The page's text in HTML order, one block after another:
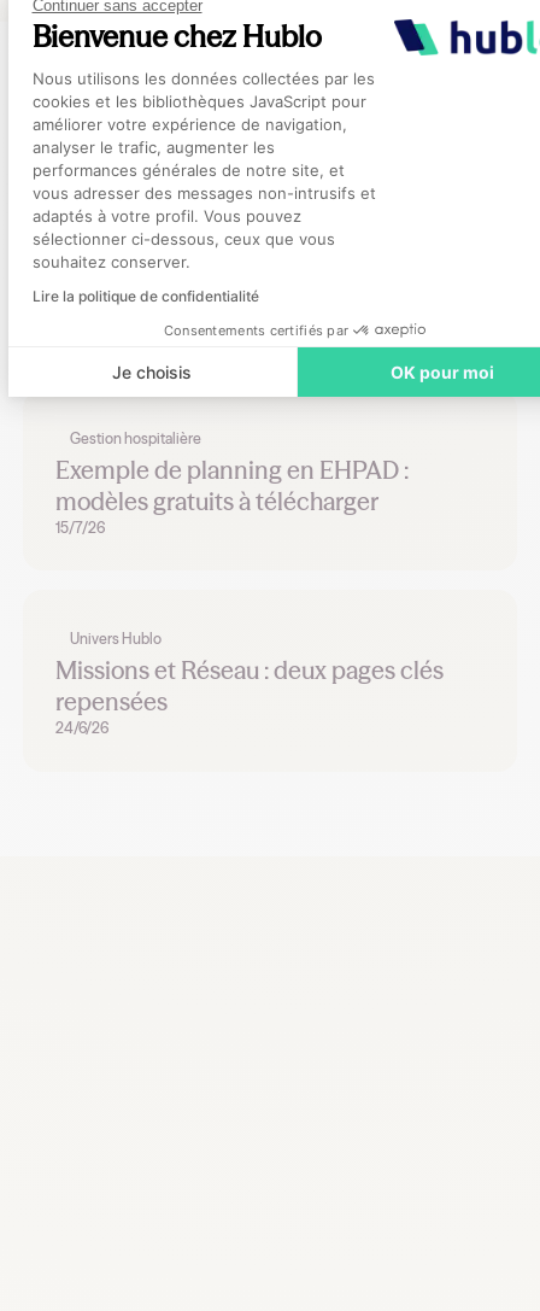
Continuer sans accepter
Bienvenue chez Hublo
Plateforme de Gestion du
Nous utilisons les données collectées par les
cookies et les bibliothèques JavaScript pour
améliorer votre expérience de navigation,
analyser le trafic, augmenter les
performances générales de notre site, et
vous adresser des messages non-intrusifs et
adaptés à votre profil. Vous pouvez
sélectionner ci-dessous, ceux que vous
souhaitez conserver.
Lire la politique de confidentialité
Consentements certifiés par
Je choisis OK pour moi
Axeptio consent
Allez plus loin avec ces
articles recommandés
Univers Hublo
Indeed et Mstaff : comprendre la
diffusion de vos offres d'emploi
Gestion hospitalière
Exemple de planning en EHPAD :
modèles gratuits à télécharger
15/7/26
Univers Hublo
Missions et Réseau : deux pages clés
repensées
24/6/26